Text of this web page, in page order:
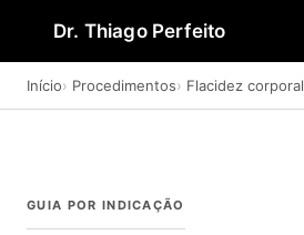
Dr. Thiago Perfeito
Início Procedimentos Flacidez corporal
GUIA POR INDICAÇÃO